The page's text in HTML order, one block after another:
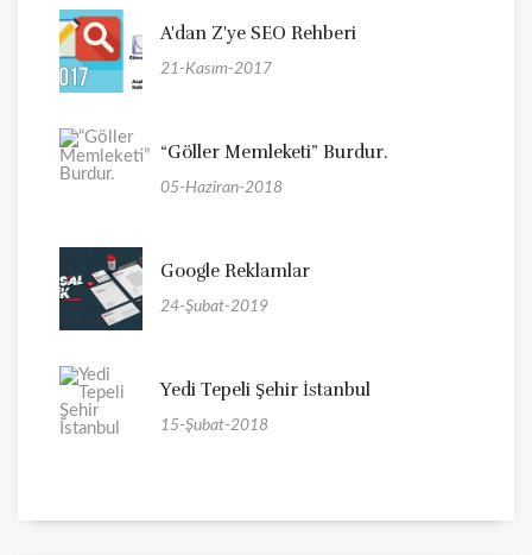
A'dan Z'ye SEO Rehberi
21-Kasım-2017
“Göller Memleketi” Burdur.
05-Haziran-2018
Google Reklamlar
24-Şubat-2019
Yedi Tepeli Şehir İstanbul
15-Şubat-2018